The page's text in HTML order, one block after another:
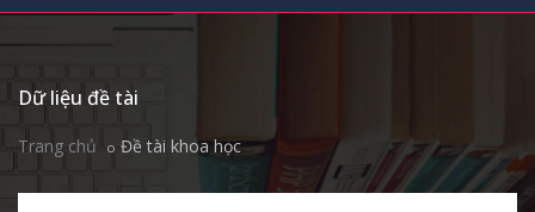
Dữ liệu đề tài
Trang chủ Đề tài khoa học